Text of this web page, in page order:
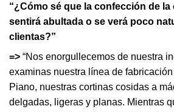
“¿Cómo sé que la confección de
sentirá abultada o se verá poco
clientas?”
=> “Nos enorgullecemos de nuestra
examinas nuestra línea de
Piano, nuestras cortinas cosidas a
delgadas, ligeras y planas. Mientras